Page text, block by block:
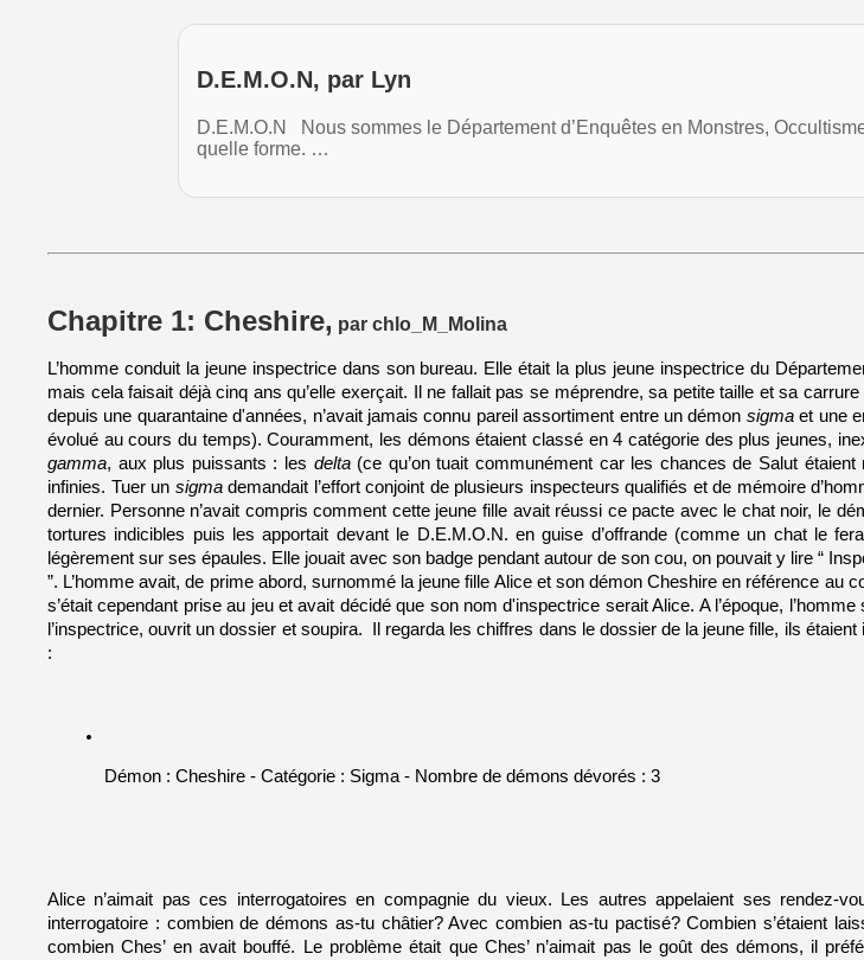
D.E.M.O.N, par Lyn
D.E.M.O.N Nous sommes le Département d’Enquêtes en Monstres,
quelle forme. …
Chapitre 1: Cheshire, par chlo_M_Molina
L’homme conduit la jeune inspectrice dans son bureau. Elle était la plus jeune inspectrice du
mais cela faisait déjà cinq ans qu’elle exerçait. Il ne fallait pas se méprendre, sa petite taille et sa
depuis une quarantaine d'années, n’avait jamais connu pareil assortiment entre un démon sigma et une
évolué au cours du temps). Couramment, les démons étaient classé en 4 catégorie des plus jeunes,
gamma, aux plus puissants : les delta (ce qu’on tuait communément car les chances de Salut étaient
infinies. Tuer un sigma demandait l’effort conjoint de plusieurs inspecteurs qualifiés et de mémoire
dernier. Personne n’avait compris comment cette jeune fille avait réussi ce pacte avec le chat noir, le
tortures indicibles puis les apportait devant le D.E.M.O.N. en guise d’offrande (comme un chat le
légèrement sur ses épaules. Elle jouait avec son badge pendant autour de son cou, on pouvait y lire “
”. L’homme avait, de prime abord, surnommé la jeune fille Alice et son démon Cheshire en référence
s’était cependant prise au jeu et avait décidé que son nom d'inspectrice serait Alice. A l’époque,
l’inspectrice, ouvrit un dossier et soupira.  Il regarda les chiffres dans le dossier de la jeune fille, ils
:
Démon : Cheshire - Catégorie : Sigma - Nombre de démons dévorés : 3
Alice n’aimait pas ces interrogatoires en compagnie du vieux. Les autres appelaient ses rendez-
interrogatoire : combien de démons as-tu châtier? Avec combien as-tu pactisé? Combien s’étaient
combien Ches’ en avait bouffé. Le problème était que Ches’ n’aimait pas le goût des démons, il